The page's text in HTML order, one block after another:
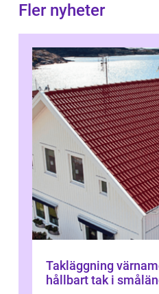
Fler nyheter
Takläggning värnamo så får du
hållbart tak i